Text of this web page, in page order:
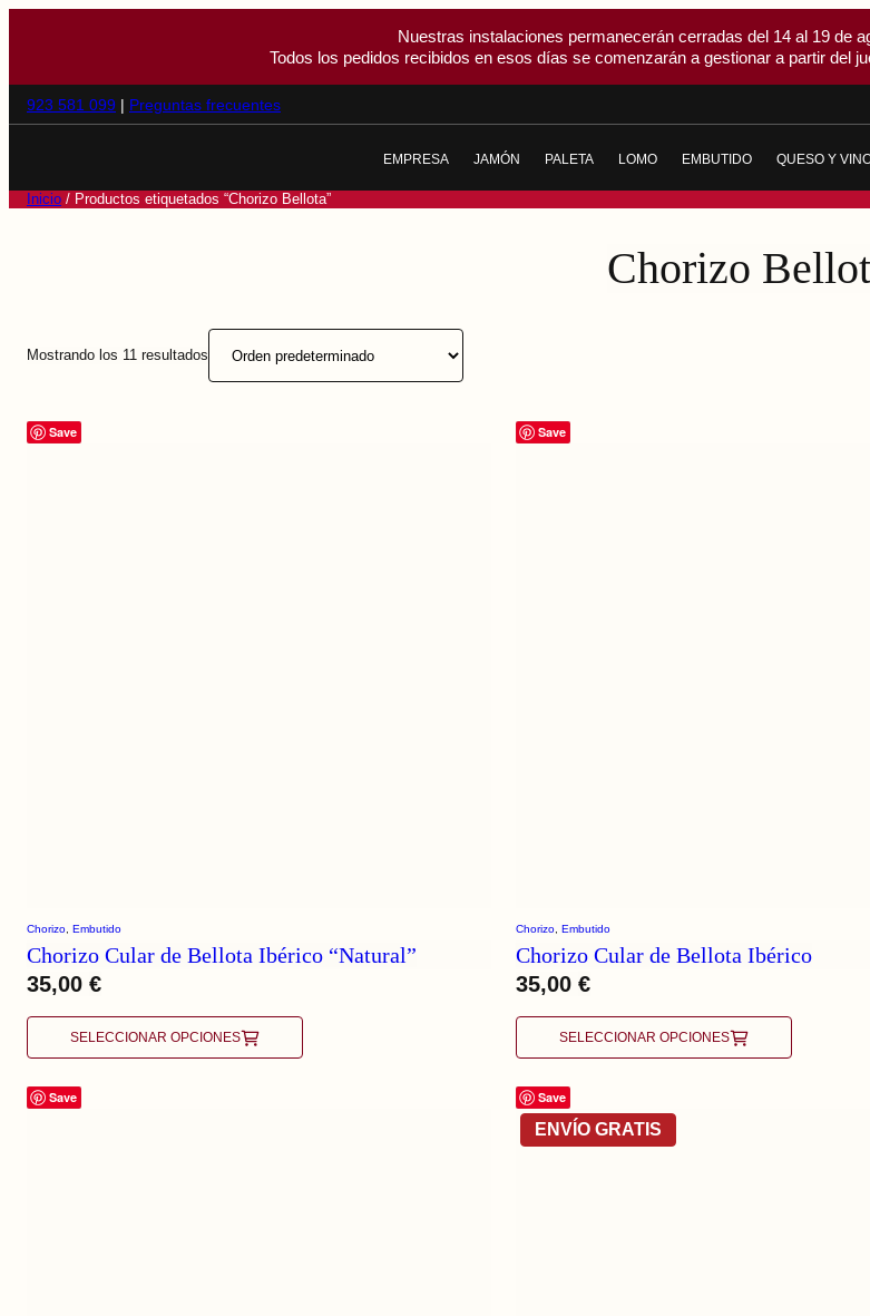
Nuestras instalaciones permanecerán cerradas del 14 al 19 de
Todos los pedidos recibidos en esos días se comenzarán a gestionar a partir del
923 581 099 | Preguntas frecuentes
EMPRESA
JAMÓN
JAMÓN GRAN RESERVA
PALETA
PALETA GRAN RESERVA DUROC
LOMO
LOMO EMBUCHADO
EMBUTIDO
MORCÓN IBÉRICO
QUESO Y
Inicio / Productos etiquetados “Chorizo Bellota”
Chorizo
Mostrando los 11 resultados
Save
Chorizo Embutido
Chorizo Cular de Bellota Ibérico “Natural”
35,00 €
SELECCIONAR OPCIONES
Save
Chorizo , Embutido
Chorizo Cular de Bellota Ibérico
35,00€
SELECCIONAR OPCIONES
Save Save